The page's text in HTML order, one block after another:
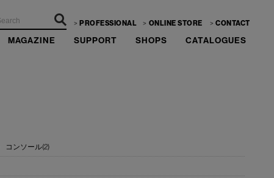
PROFESSIONAL ONLINE STORE CONTACT
MAGAZINE SUPPORT SHOPS CATALOGUES
コンソール(2)